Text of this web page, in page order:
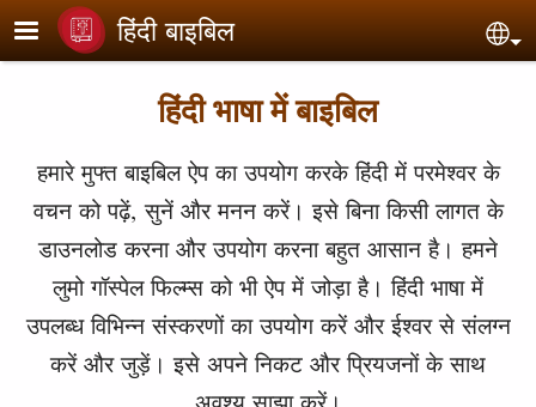
Skip to main content
हिंदी बाइबिल
हिंदी भाषा में बाइबिल
हमारे मुफ्त बाइबिल ऐप का उपयोग करके हिंदी में परमेश्वर के
वचन को पढ़ें, सुनें और मनन करें। इसे बिना किसी लागत के
डाउनलोड करना और उपयोग करना बहुत आसान है। हमने
लुमो गॉस्पेल फिल्म्स को भी ऐप में जोड़ा है। हिंदी भाषा में
उपलब्ध विभिन्न संस्करणों का उपयोग करें और ईश्वर से संलग्न
करें और जुड़ें। इसे अपने निकट और प्रियजनों के साथ